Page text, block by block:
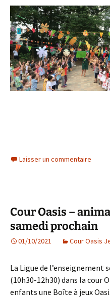
Laisser un commentaire
Cour Oasis –
samedi prochain
01/10/2021 Cour Oasis
La Ligue de l’enseignement
(10h30-12h30) dans la cour
enfants une Boîte à jeux